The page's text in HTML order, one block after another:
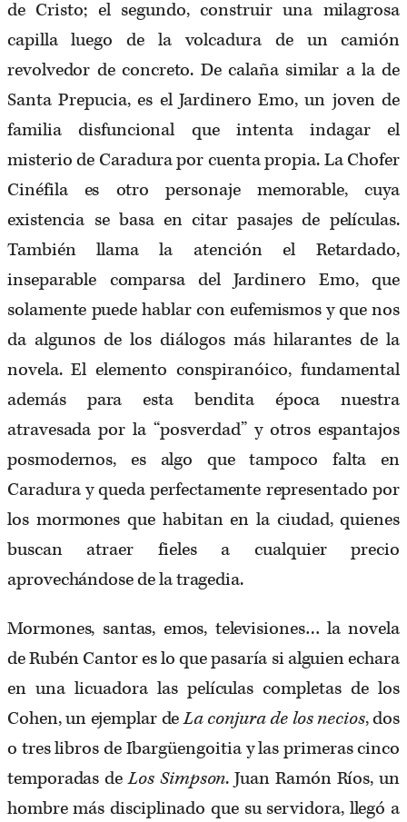
de Cristo; el segundo, construir una milagrosa
capilla luego de la volcadura de un camión
revolvedor de concreto. De calaña similar a la de
Santa Prepucia, es el Jardinero Emo, un joven de
familia disfuncional que intenta indagar el
misterio de Caradura por cuenta propia. La Chofer
Cinéfila es otro personaje memorable, cuya
existencia se basa en citar pasajes de películas.
También llama la atención el Retardado,
inseparable comparsa del Jardinero Emo, que
solamente puede hablar con eufemismos y que nos
da algunos de los diálogos más hilarantes de la
novela. El elemento conspiranóico, fundamental
además para esta bendita época nuestra
atravesada por la “posverdad” y otros espantajos
posmodernos, es algo que tampoco falta en
Caradura y queda perfectamente representado por
los mormones que habitan en la ciudad, quienes
buscan atraer fieles a cualquier precio
aprovechándose de la tragedia.
Mormones, santas, emos, televisiones… la novela
de Rubén Cantor es lo que pasaría si alguien echara
en una licuadora las películas completas de los
Cohen, un ejemplar deLa conjura de los necios, dos
o tres libros de Ibargüengoitia y las primeras cinco
temporadas deLos Simpson. Juan Ramón Ríos, un
hombre más disciplinado que su servidora, llegó a